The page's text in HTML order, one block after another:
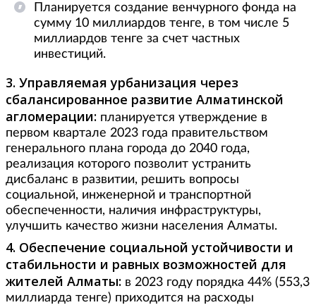
Планируется создание венчурного фонда на
сумму 10 миллиардов тенге, в том числе 5
миллиардов тенге за счет частных
инвестиций.
3. Управляемая урбанизация через
сбалансированное развитие Алматинской
агломерации: планируется утверждение в
первом квартале 2023 года правительством
генерального плана города до 2040 года,
реализация которого позволит устранить
дисбаланс в развитии, решить вопросы
социальной, инженерной и транспортной
обеспеченности, наличия инфраструктуры,
улучшить качество жизни населения Алматы.
4. Обеспечение социальной устойчивости и
стабильности и равных возможностей для
жителей Алматы: в 2023 году порядка 44% (553,3
миллиарда тенге) приходится на расходы